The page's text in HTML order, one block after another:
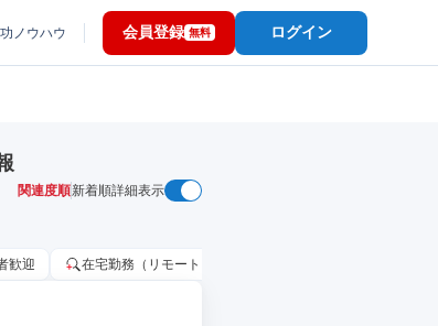
ノウハウ 会員登録 無料 ログイン
関連度順新着順詳細表示
歓迎 在宅勤務（リモートワーク）OK